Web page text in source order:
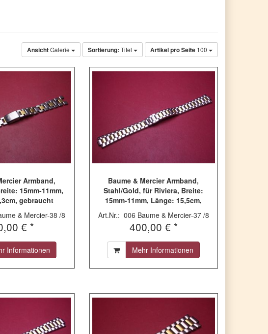
AnsichtGalerie Sortierung: Titel Artikel pro Seite 100
Armband,
15mm-11mm,
gebraucht
& Mercier-38 /8
€ *
Informationen
Baume & Mercier Armband,
Stahl/Gold, für Riviera, Breite:
15mm-11mm, Länge: 15,5cm,
gebraucht
Art.Nr.: 006 Baume & Mercier-37 /8
400,00 € *
Mehr Informationen